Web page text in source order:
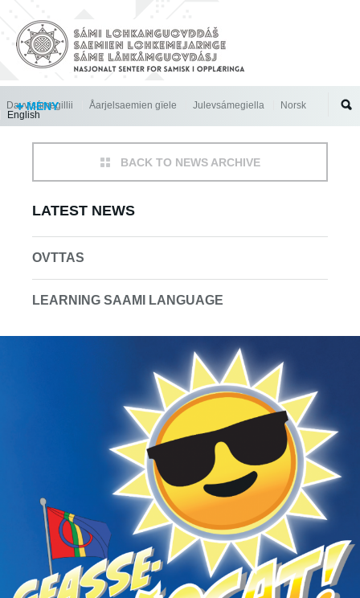
MENY
Davvisámegillii Åarjelsaemien gïele Julevsámegiella
Norsk
English
BACK TO NEWS ARCHIVE
LATEST NEWS
OVTTAS
LEARNING SAAMI LANGUAGE